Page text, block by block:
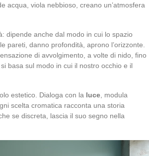
acqua, viola nebbioso, creano un’atmosfera
dipende anche dal modo in cui lo spazio
pareti, danno profondità, aprono l’orizzonte.
di avvolgimento, a volte di nido, fino
basa sul modo in cui il nostro occhio e il
estetico. Dialoga con la luce , modula
scelta cromatica racconta una storia
se discreta, lascia il suo segno nella